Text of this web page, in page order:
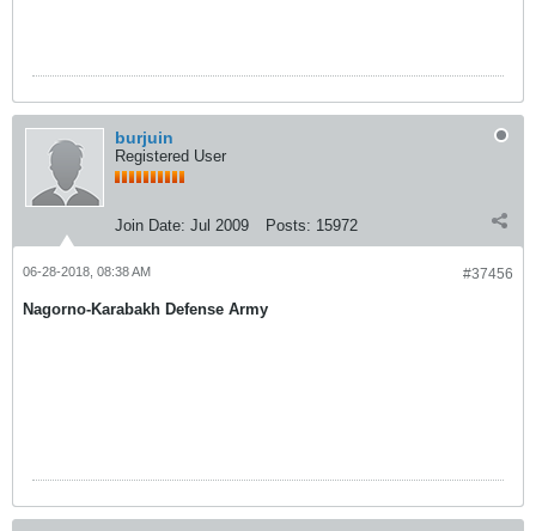
burjuin
Registered User
Join Date: Jul 2009 Posts: 15972
#37456
06-28-2018, 08:38 AM
Nagorno-Karabakh Defense Army